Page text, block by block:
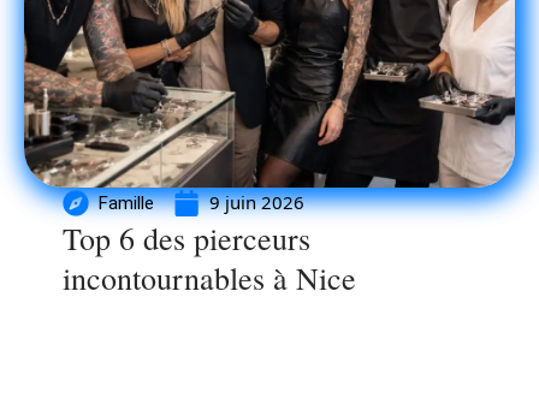
Famille 9 juin 2026
Top 6 des pierceurs
incontournables à Nice